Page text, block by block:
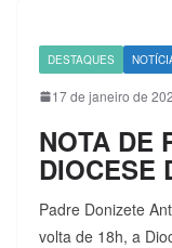
DESTAQUES
17 de janeiro de
NOTA DE
DIOCESE
Padre Donizete
volta de 18h, a